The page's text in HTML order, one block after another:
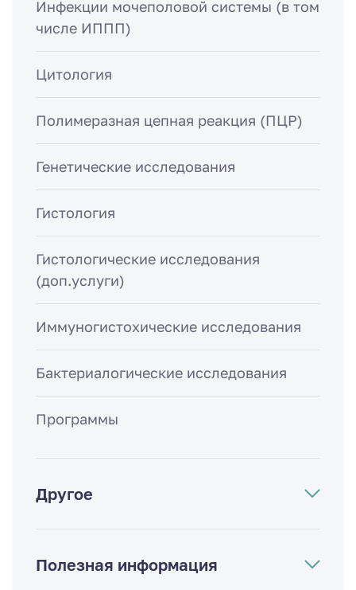
Инфекции мочеполовой системы (в том
числе ИППП)
Цитология
Полимеразная цепная реакция (ПЦР)
Генетические исследования
Гистология
Гистологические исследования
(доп.услуги)
Иммуногистохические исследования
Бактериалогические исследования
Программы
Другое
Полезная информация